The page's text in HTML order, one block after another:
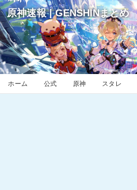
原神速報 | GENSHINまとめ
ホーム 公式 原神 スタレ